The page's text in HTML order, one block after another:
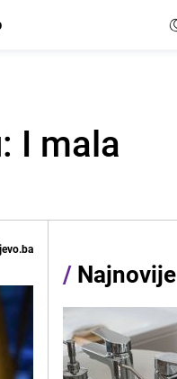
I mala
/ Najnovije